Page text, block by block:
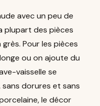
avec un peu de
plupart des pièces
Pour les pièces
ou on ajoute du
vaisselle se
dorures et sans
le décor